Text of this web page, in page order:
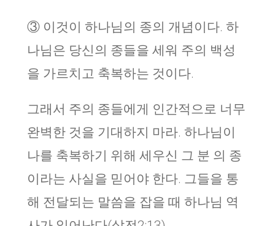
③ 이것이 하나님의 종의 개념이다. 하
나님은 당신의 종들을 세워 주의 백성
을 가르치고 축복하는 것이다.
그래서 주의 종들에게 인간적으로 너무
완벽한 것을 기대하지 마라. 하나님이
나를 축복하기 위해 세우신 그 분 의 종
이라는 사실을 믿어야 한다. 그들을 통
해 전달되는 말씀을 잡을 때 하나님 역